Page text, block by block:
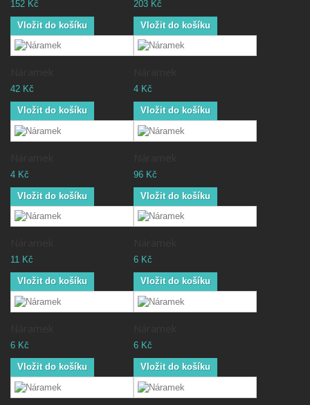
152 Kč
Vložit do košíku
203 Kč
Vložit do košíku
42 Kč
Vložit do košíku
4 Kč
Vložit do košíku
4 Kč
Vložit do košíku
96 Kč
Vložit do košíku
11 Kč
Vložit do košíku
6 Kč
Vložit do košíku
6 Kč
Vložit do košíku
6 Kč
Vložit do košíku